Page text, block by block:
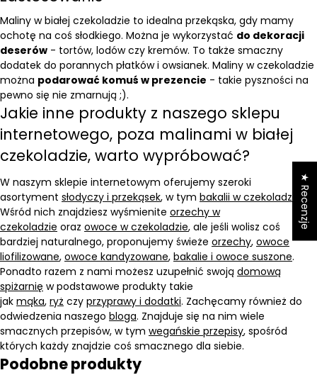
Maliny w białej czekoladzie to idealna przekąska, gdy mamy
ochotę na coś słodkiego. Można je wykorzystać do dekoracji
deserów - tortów, lodów czy kremów. To także smaczny
dodatek do porannych płatków i owsianek. Maliny w czekoladzie
można podarować komuś w prezencie - takie pyszności na
pewno się nie zmarnują ;).
Jakie inne produkty z naszego sklepu
internetowego, poza malinami w białej
czekoladzie, warto wypróbować?
W naszym sklepie internetowym oferujemy szeroki
asortyment słodyczy i przekąsek, w tym bakalii w czekoladzie .
Wśród nich znajdziesz wyśmienite orzechy w
czekoladzie oraz owoce w czekoladzie, ale jeśli wolisz coś
bardziej naturalnego, proponujemy świeże orzechy, owoce
liofilizowane, owoce kandyzowane, bakalie i owoce suszone.
Ponadto razem z nami możesz uzupełnić swoją domową
spiżarnię w podstawowe produkty takie
jak mąka, ryż czy przyprawy i dodatki. Zachęcamy również do
odwiedzenia naszego bloga. Znajduje się na nim wiele
smacznych przepisów, w tym wegańskie przepisy, spośród
których każdy znajdzie coś smacznego dla siebie.
Podobne produkty
★ Recenzje